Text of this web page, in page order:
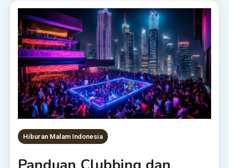
Hiburan Malam Indonesia